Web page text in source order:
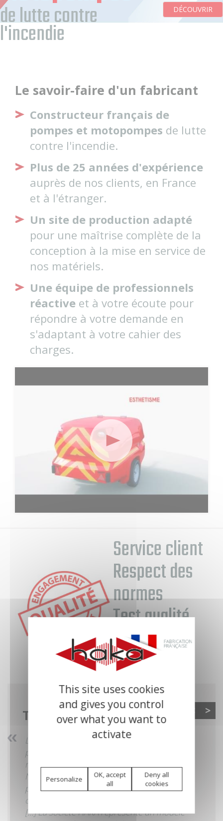
Le savoir-faire d'un fabricant
Constructeur français de
pompes et motopompes de lutte
contre l'incendie.
Plus de 25 années d'expérience
auprès de nos clients, en France
et à l'étranger.
Un site de production adapté
pour une maîtrise complète de la
conception à la mise en service de
nos matériels.
Une équipe de professionnels
réactive et à votre écoute pour
répondre à votre demande en
s'adaptant à votre cahier des
charges.
Service client
Respect des
normes
Test qualité
Suivi
technique
TÉMOIGNAGES
La société HAKA fait preuve d’un grand
professionnalisme, tant sur le plan de la
réalisation/fabrication que sur celui du SAV.
Nous n’avons rencontré aucune difficulté
pour toutes nos éventuelles demandes qui
ont, à chaque fois, été traitées avec rapidité
[…] La société HAKA représente un modèle
des plus parfait de société.
>
This site uses cookies
and gives you control
over what you want to
activate
Personalize
OK, accept
all
Deny all
cookies